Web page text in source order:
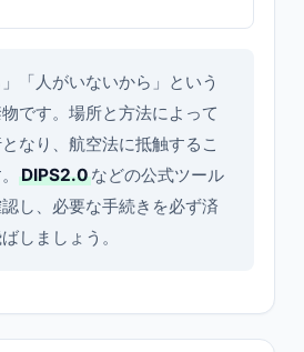
」「人がいないから」という
です。場所と方法によって
なり、航空法に抵触するこ
DIPS2.0などの公式ツール
し、必要な手続きを必ず済
しましょう。